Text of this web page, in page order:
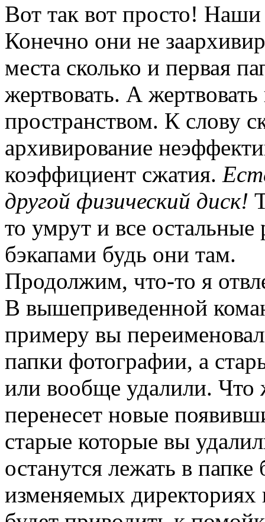
Вот так вот просто!
Конечно они не
места сколько и первая
жертвовать. А
пространством. К слову
архивирование
коэффициент сжатия.
другой физический диск!
то умрут и все остальные
бэкапами будь они там.
Продолжим, что-то я
В вышеприведенной
примеру вы
папки фотографии, а
или вообще удалили. Что
перенесет новые
старые которые вы
останутся лежать в
изменяемых директориях